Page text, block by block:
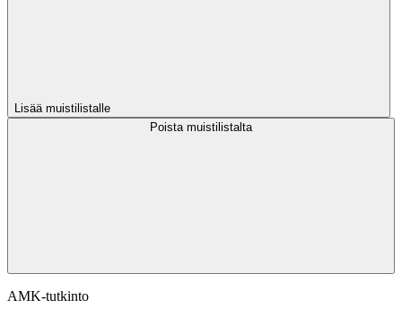
Lisää muistilistalle
Poista muistilistalta
AMK-tutkinto